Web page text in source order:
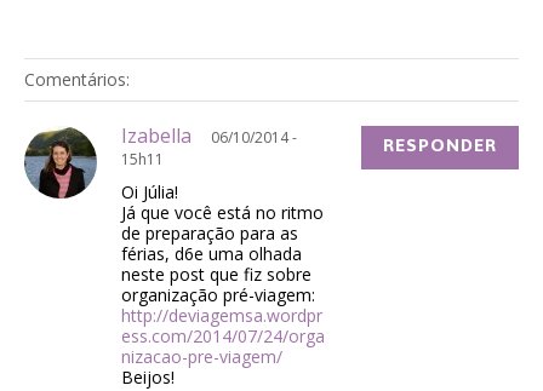
Comentários:
Izabella
06/10/2014 -
15h11
Oi Júlia!
Já que você está no ritmo
de preparação para as
férias, d6e uma olhada
neste post que fiz sobre
organização pré-viagem:
http://deviagemsa.wordpr
ess.com/2014/07/24/orga
nizacao-pre-viagem/
Beijos!
RESPONDER